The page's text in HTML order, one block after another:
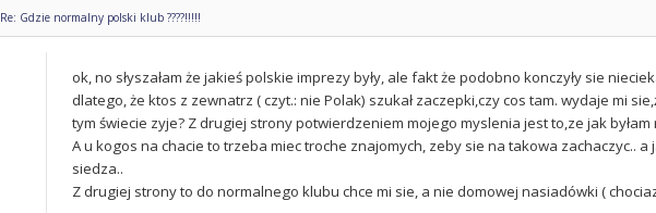
Re: Gdzie normalny polski klub ????!!!!!
ok, no słyszałam że jakieś polskie imprezy były, ale fakt że podobno konczyły sie
dlatego, że ktos z zewnatrz ( czyt.: nie Polak) szukał zaczepki,czy cos tam. wydaje mi
tym świecie zyje? Z drugiej strony potwierdzeniem mojego myslenia jest to,ze jak
A u kogos na chacie to trzeba miec troche znajomych, zeby sie na takowa zachaczyc.. a
siedza..
Z drugiej strony to do normalnego klubu chce mi sie, a nie domowej nasiadówki (